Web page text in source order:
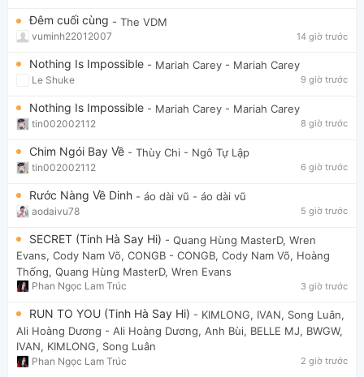
Đêm cuối cùng - The VDM
vuminh22012007 14 giờ trước
Nothing Is Impossible - Mariah Carey - Mariah Carey
Le Shuke 9 giờ trước
Nothing Is Impossible - Mariah Carey - Mariah Carey
tin002002112 8 giờ trước
Chim Ngói Bay Về - Thùy Chi - Ngô Tự Lập
tin002002112 6 giờ trước
Rước Nàng Về Dinh - áo dài vũ - áo dài vũ
aodaivu78 5 giờ trước
SECRET (Tinh Hà Say Hi) - Quang Hùng MasterD, Wren
Evans, Cody Nam Võ, CONGB - CONGB, Cody Nam Võ, Hoàng
Thống, Quang Hùng MasterD, Wren Evans
Phan Ngọc Lam Trúc 3 giờ trước
RUN TO YOU (Tinh Hà Say Hi) - KIMLONG, IVAN, Song Luân,
Ali Hoàng Dương - Ali Hoàng Dương, Anh Bùi, BELLE MJ, BWGW,
IVAN, KIMLONG, Song Luân
Phan Ngọc Lam Trúc 2 giờ trước